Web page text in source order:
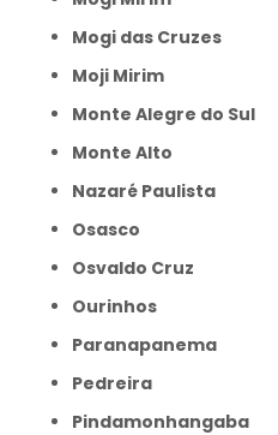
Mogi das Cruzes
Moji Mirim
Monte Alegre do Sul
Monte Alto
Nazaré Paulista
Osasco
Osvaldo Cruz
Ourinhos
Paranapanema
Pedreira
Pindamonhangaba